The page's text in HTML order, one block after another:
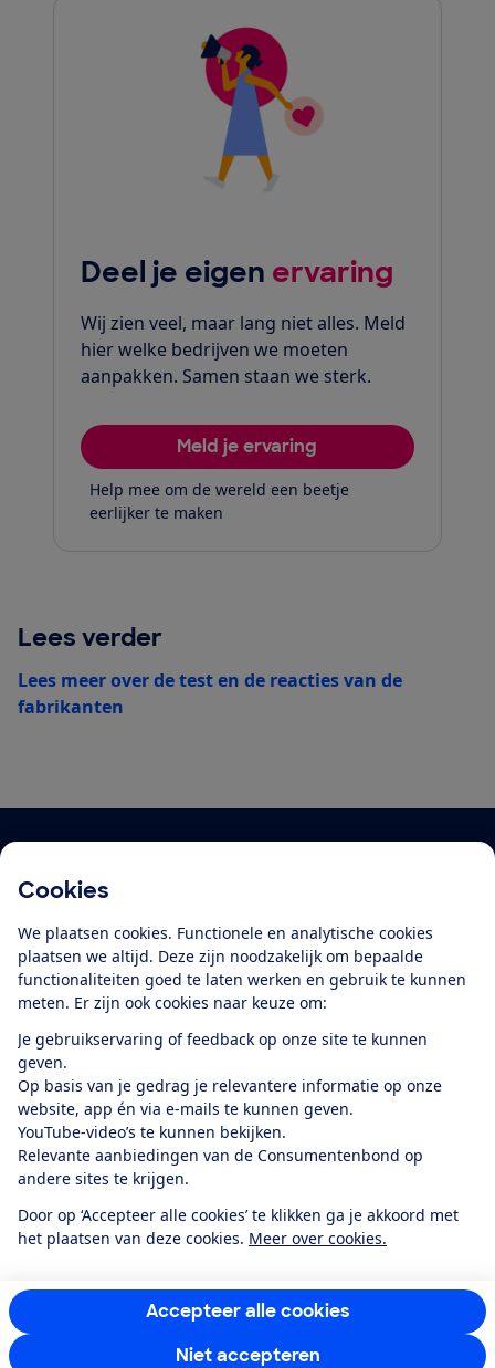
Cookies
We plaatsen cookies. Functionele en analytische cookies
plaatsen we altijd. Deze zijn noodzakelijk om bepaalde
functionaliteiten goed te laten werken en gebruik te kunnen
meten. Er zijn ook cookies naar keuze om:
Je gebruikservaring of feedback op onze site te kunnen
geven.
Op basis van je gedrag je relevantere informatie op onze
website, app én via e-mails te kunnen geven.
YouTube-video’s te kunnen bekijken.
Relevante aanbiedingen van de Consumentenbond op
andere sites te krijgen.
Door op ‘Accepteer alle cookies’ te klikken ga je akkoord met
het plaatsen van deze cookies. Meer over cookies.
Accepteer alle cookies
Niet accepteren
Deel je eigen ervaring
Wij zien veel, maar lang niet alles. Meld
hier welke bedrijven we moeten
aanpakken. Samen staan we sterk.
Meld je ervaring
Help mee om de wereld een beetje
eerlijker te maken
Lees verder
Lees meer over de test en de reacties van de
fabrikanten
Ontvang nieuws, acties en tips in je mailbox. In onze
privacyverklaringlees je hoe we omgaan met je
persoonsgegevens en e-mails voor je personaliseren.
E-mailadres
Ik meld me aan
Service & Contact
Doe mee